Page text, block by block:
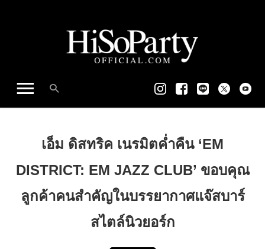
เอ็ม ดิสทริค เนรมิตค่ำคืน ‘EM
DISTRICT: EM JAZZ CLUB’ ขอบคุณ
ลูกค้าคนสำคัญในบรรยากาศแจ๊สบาร์
สไตล์นิวยอร์ก